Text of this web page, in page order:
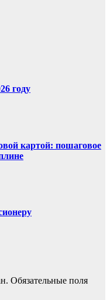
году
картой: пошаговое
Обязательные поля